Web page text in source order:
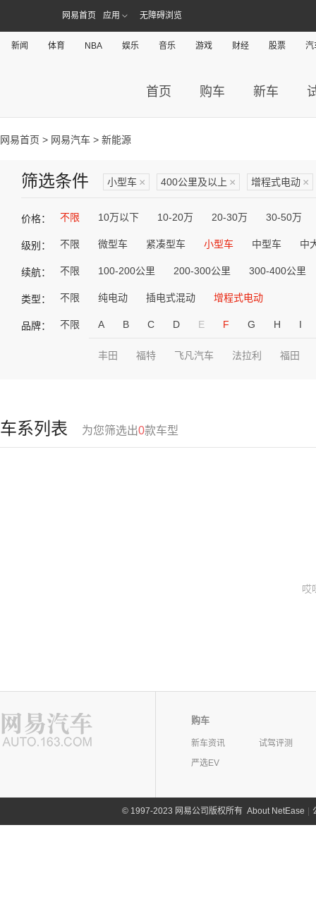
网易首页 应用 无障碍浏览
新闻 体育 NBA 娱乐 音乐 游戏 财经 股票 汽
首页 购车 新车
网易首页 > 网易汽车 > 新能源
筛选条件 小型车 × 400公里及以上 × 增程式电动 ×
价格： 不限 10万以下 10-20万 20-30万 30-50万
级别： 不限 微型车 紧凑型车 小型车 中型车 中
续航： 不限 100-200公里 200-300公里 300-400公里
类型： 不限 纯电动 插电式混动 增程式电动
品牌： 不限 A B C D E F G H I
丰田 福特 飞凡汽车 法拉利 福田
车系列表 为您筛选出0款车型
哎
购车
新车资讯
试驾评测
严选EV
©1997-2023 网易公司版权所有 About NetEase